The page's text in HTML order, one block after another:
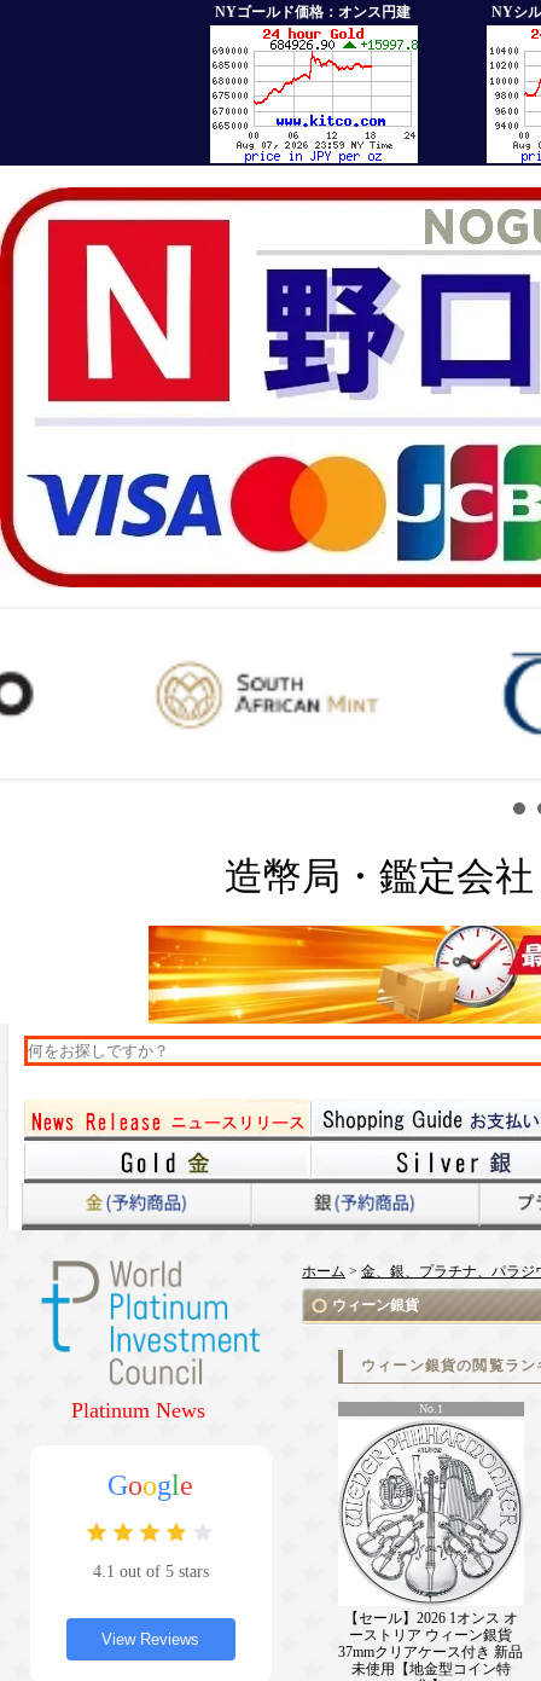
NYゴールド価格：オンス円建 NYシ
造幣局・鑑定会
Platinum News
Google
4.1 out of 5 stars
View Reviews
ホーム > 金、銀、プラチナ、パラジ
ウィーン銀貨
ウィーン銀貨の閲覧ラン
No.1
【セール】2026 1オンス オ
ーストリア ウィーン銀貨
37mmクリアケース付き 新品
未使用【地金型コイン特